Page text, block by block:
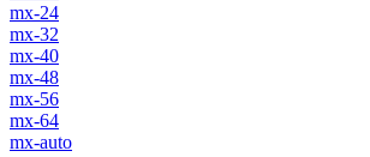
mx-24
mx-32
mx-40
mx-48
mx-56
mx-64
mx-auto